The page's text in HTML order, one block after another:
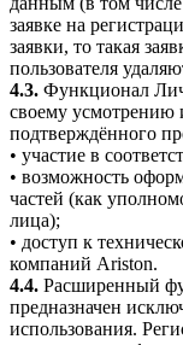
заявке на
заявки, то такая
пользователя
4.3. Функционал
своему усмотрению
подтверждённого
• участие в
• возможность
частей (как
лица);
• доступ к
компаний Ariston.
4.4. Расширенный
предназначен
использования.